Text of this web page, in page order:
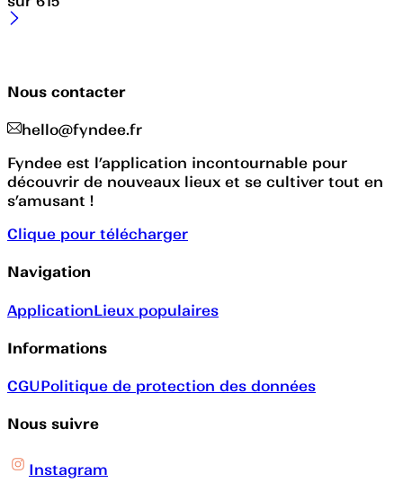
Nous contacter
hello@fyndee.fr
Fyndee est l’application incontournable pour
découvrir de nouveaux lieux et se cultiver tout en
s’amusant !
Clique pour télécharger
Navigation
ApplicationLieux populaires
Informations
CGUPolitique de protection des données
Nous suivre
Instagram